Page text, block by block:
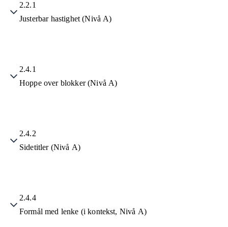
2.2.1
Justerbar hastighet (Nivå A)
2.4.1
Hoppe over blokker (Nivå A)
2.4.2
Sidetitler (Nivå A)
2.4.4
Formål med lenke (i kontekst, Nivå A)